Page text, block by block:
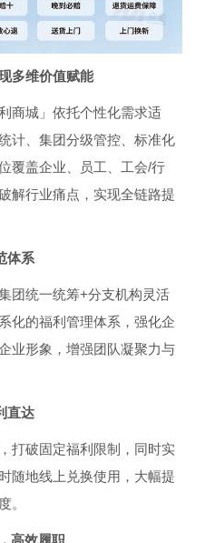
多维价值赋能
城」依托个性化需求适
计、集团分级管控、标准化
覆盖企业、员工、工会/行
解行业痛点，实现全链路提
体系
统一统筹+分支机构灵活
化的福利管理体系，强化企
业形象，增强团队凝聚力与
直达
破固定福利限制，同时实
随地线上兑换使用，大幅提
。